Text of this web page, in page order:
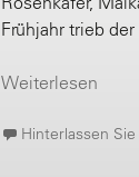
Frühjahr trieb
Weiterlesen
Hinterlassen